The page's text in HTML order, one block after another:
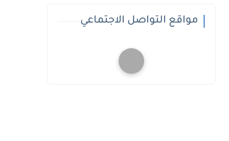
مواقع التواصل الاجتماعي